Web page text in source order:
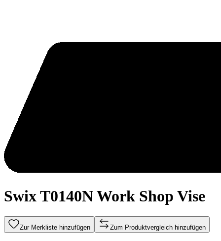
Swix T0140N Work Shop Vise
Zur Merkliste hinzufügen Zum Produktvergleich hinzufügen